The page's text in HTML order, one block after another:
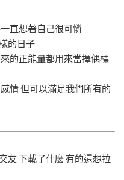
直想著自己很可憐
的日子
的正能量都用來當擇偶標
情 但可以滿足我們所有的
友 下載了什麼 有的還想拉